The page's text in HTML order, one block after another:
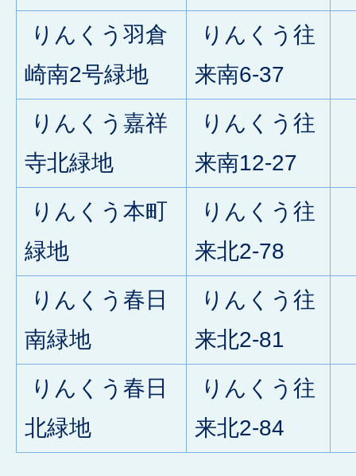
りんくう羽倉
崎南2号緑地
りんくう往
来南6-37
りんくう嘉祥
寺北緑地
りんくう往
来南12-27
りんくう本町
緑地
りんくう往
来北2-78
りんくう春日
南緑地
りんくう往
来北2-81
りんくう春日
北緑地
りんくう往
来北2-84